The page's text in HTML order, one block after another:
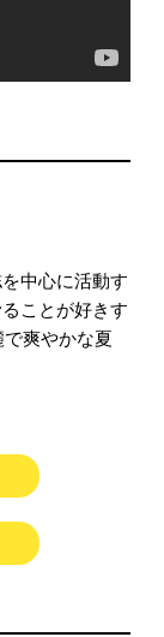
中心に活動す
ことが好きす
爽やかな夏